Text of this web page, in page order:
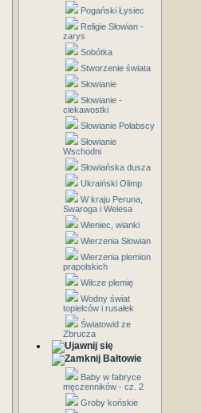
Pogański Łysiec
Religie Słowian -
zarys
Sobótka
Stworzenie świata
Słowianie
Słowianie -
ciekawostki
Słowianie Połabscy
Słowianie
Wschodni
Słowiańska dusza
Ukraiński Olimp
W kraju Peruna,
Swaroga i Welesa
Wieniec, wianki
Wierzenia Słowian
Wierzenia plemion
prapolskich
Wilcze plemię
Wodny świat
topielców i rusałek
Światowid ze
Zbrucza
Bałtowie
Baby w fabryce
męczenników - cz. 2
Groby końskie